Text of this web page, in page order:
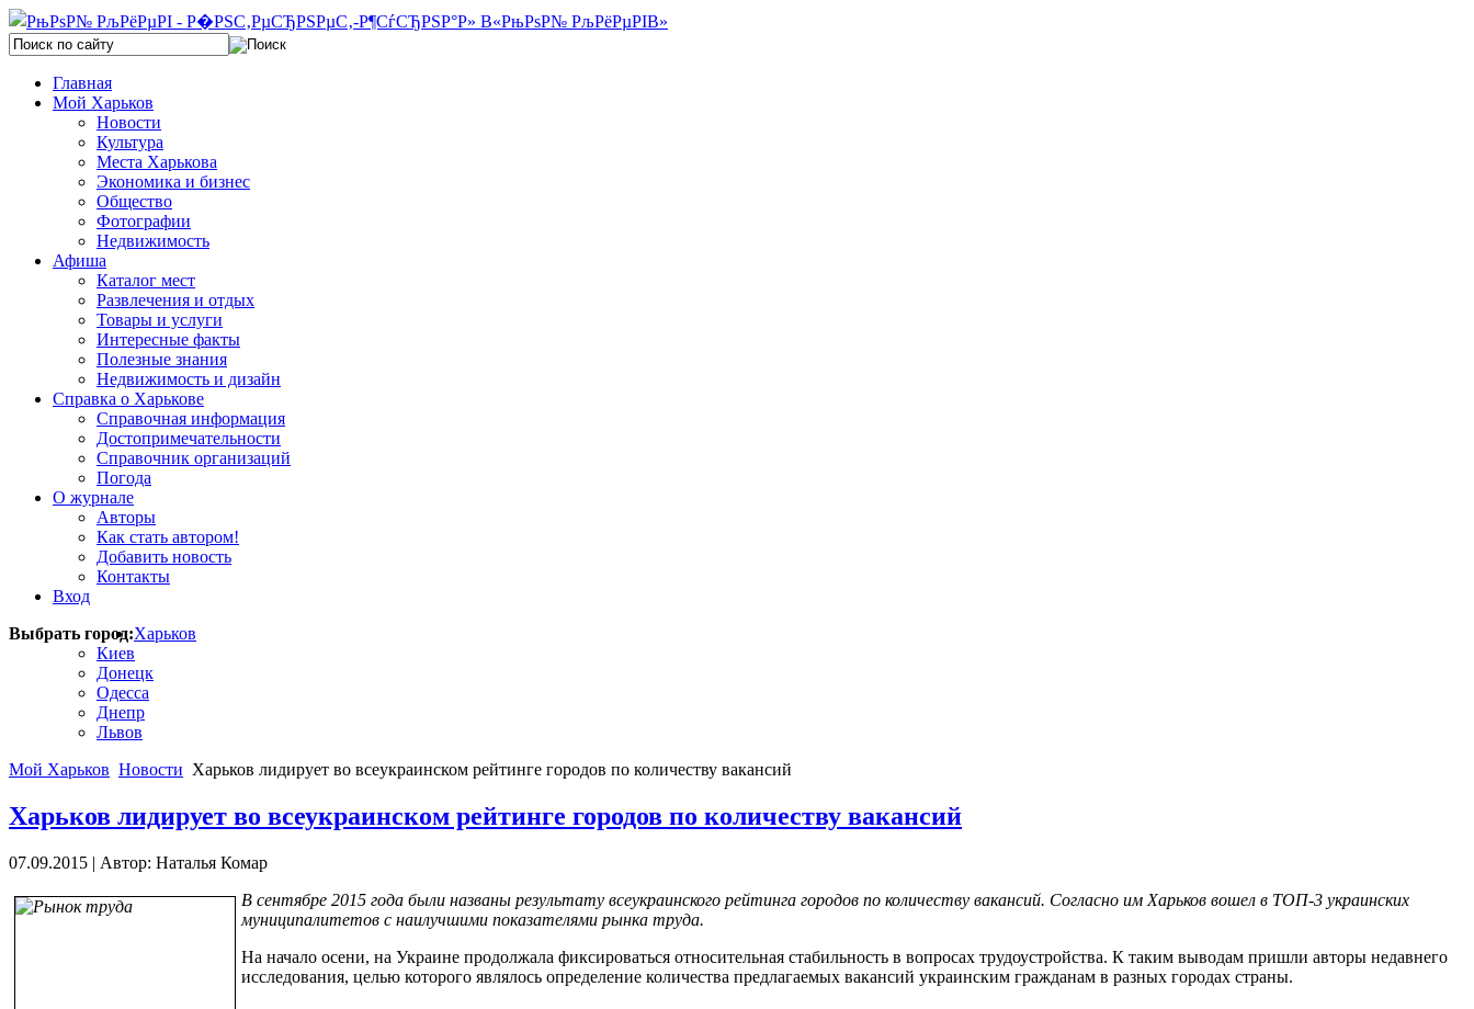
Главная
Мой Харьков
Новости
Культура
Места Харькова
Экономика и бизнес
Общество
Фотографии
Недвижимость
Афиша
Каталог мест
Развлечения и отдых
Товары и услуги
Интересные факты
Полезные знания
Недвижимость и дизайн
Справка о Харькове
Справочная информация
Достопримечательности
Справочник организаций
Погода
О журнале
Авторы
Как стать автором!
Добавить новость
Контакты
Вход
Выбрать город:Харьков
Киев
Донецк
Одесса
Днепр
Львов
Мой Харьков Новости Харьков лидирует во всеукраинском рейтинге городов по количеству вакансий
Харьков лидирует во всеукраинском рейтинге городов по количеству вакансий
07.09.2015 | Автор: Наталья Комар
В сентябре 2015 года были названы результату всеукраинского рейтинга городов по количеству вакансий. Согласно им Харьков вошел в ТОП-3 украинских
муниципалитетов с наилучшими показателями рынка труда.
На начало осени, на Украине продолжала фиксироваться относительная стабильность в вопросах трудоустройства. К таким выводам пришли авторы недавнего
исследования, целью которого являлось определение количества предлагаемых вакансий украинским гражданам в разных городах страны.